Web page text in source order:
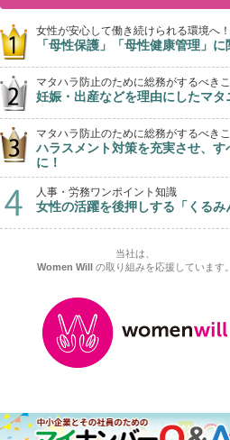
女性が安心して働き続けられる環境へ！
「母性保護」「母性健康管理」
マタハラ防止のために総務がするべきこ
妊娠・出産などを理由にしたマ
マタハラ防止のために総務がするべきこ
ハラスメント対策を充実させ、
に！
人事・労務ワンポイント知識
女性の活躍を後押しする「くるみ
当社は、
Women Willの取り組みを応援しています。